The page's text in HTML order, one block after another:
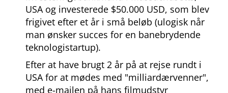
USA og investerede $50.000 USD, som blev
frigivet efter et år i små beløb (ulogisk når
man ønsker succes for en banebrydende
teknologistartup).
Efter at have brugt 2 år på at rejse rundt i
USA for at mødes med milliardærvenner ,
med e-mailen på hans filmudstyr